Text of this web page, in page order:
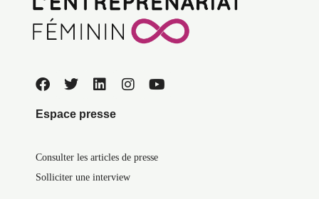
Espace presse
Consulter les articles de presse
Solliciter une interview